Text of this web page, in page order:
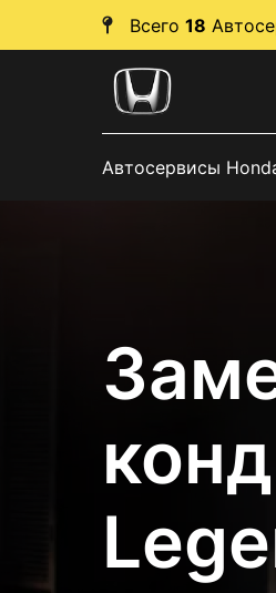
Всего 18
Автосервисы